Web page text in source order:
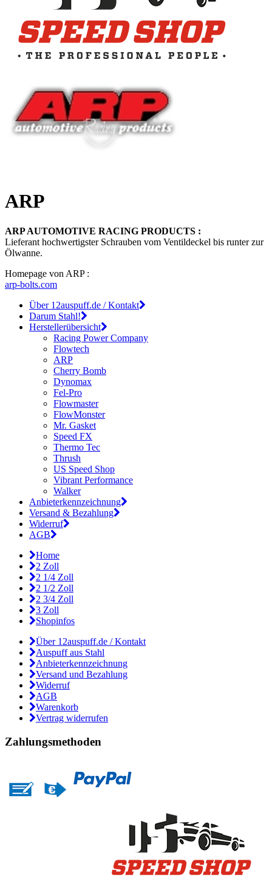
ARP
ARP AUTOMOTIVE RACING PRODUCTS :
Lieferant hochwertigster Schrauben vom Ventildeckel bis runter zur
Ölwanne.
Homepage von ARP :
arp-bolts.com
Über 12auspuff.de / Kontakt
Darum Stahl!
Herstellerübersicht
Racing Power Company
Flowtech
ARP
Cherry Bomb
Dynomax
Fel-Pro
Flowmaster
FlowMonster
Mr. Gasket
Speed FX
Thermo Tec
Thrush
US Speed Shop
Vibrant Performance
Walker
Anbieterkennzeichnung
Versand & Bezahlung
Widerruf
AGB
Home
2 Zoll
2 1/4 Zoll
2 1/2 Zoll
2 3/4 Zoll
3 Zoll
Shopinfos
Über 12auspuff.de / Kontakt
Auspuff aus Stahl
Anbieterkennzeichnung
Versand und Bezahlung
Widerruf
AGB
Warenkorb
Vertrag widerrufen
Zahlungsmethoden